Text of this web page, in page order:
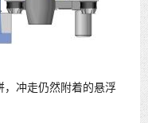
，冲走仍然附着的悬浮